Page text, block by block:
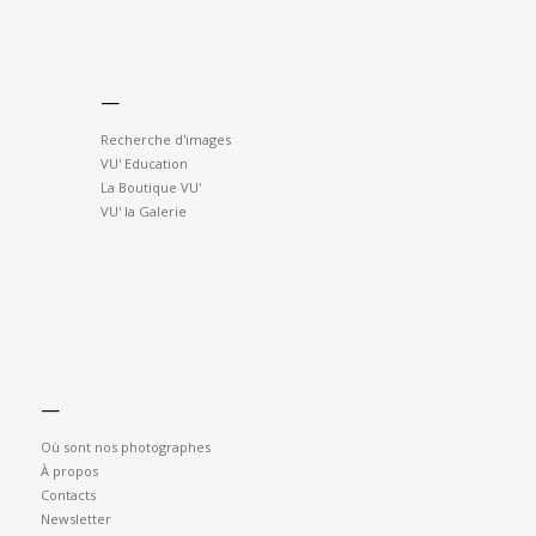
—
Recherche d'images
VU' Education
La Boutique VU'
VU' la Galerie
—
Où sont nos photographes
À propos
Contacts
Newsletter